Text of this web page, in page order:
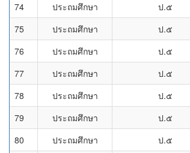
74
ประถมศึกษา ป.๕
75
ประถมศึกษา ป.๕
76
ประถมศึกษา ป.๕
77
ประถมศึกษา ป.๕
78
ประถมศึกษา ป.๕
79
ประถมศึกษา ป.๕
80
ประถมศึกษา ป.๕